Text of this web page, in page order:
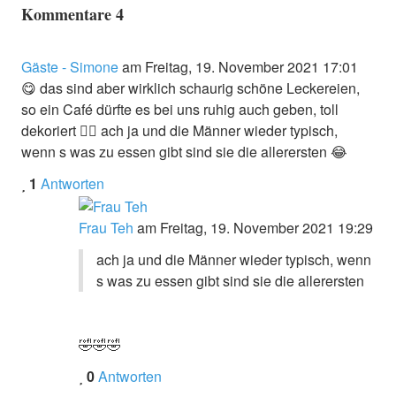
Kommentare4
Gäste - Simoneam Freitag, 19. November 2021 17:01
😋 das sind aber wirklich schaurig schöne Leckereien,
so ein Café dürfte es bei uns ruhig auch geben, toll
dekoriert 👍🏼 ach ja und die Männer wieder typisch,
wenn s was zu essen gibt sind sie die allerersten 😂
1 Antworten
Frau Teh am Freitag, 19. November 2021 19:29
ach ja und die Männer wieder typisch, wenn
s was zu essen gibt sind sie die allerersten
🤣🤣🤣
0Antworten